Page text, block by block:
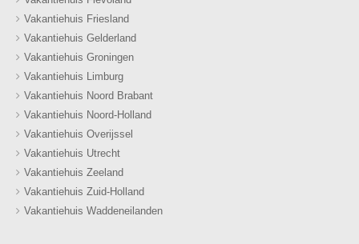
Vakantiehuis Friesland
Vakantiehuis Gelderland
Vakantiehuis Groningen
Vakantiehuis Limburg
Vakantiehuis Noord Brabant
Vakantiehuis Noord-Holland
Vakantiehuis Overijssel
Vakantiehuis Utrecht
Vakantiehuis Zeeland
Vakantiehuis Zuid-Holland
Vakantiehuis Waddeneilanden